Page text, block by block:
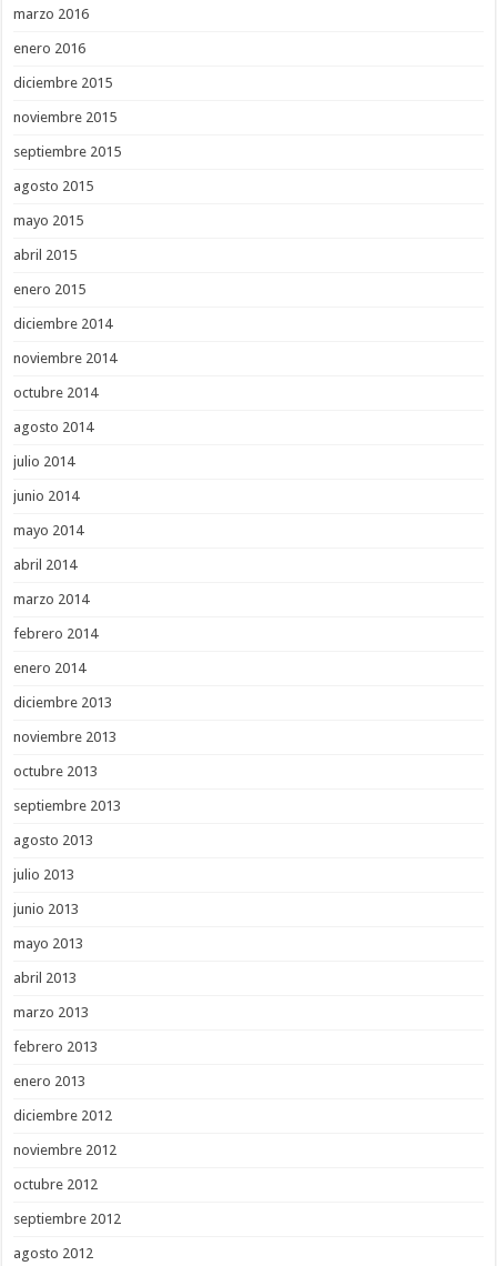
marzo 2016
enero 2016
diciembre 2015
noviembre 2015
septiembre 2015
agosto 2015
mayo 2015
abril 2015
enero 2015
diciembre 2014
noviembre 2014
octubre 2014
agosto 2014
julio 2014
junio 2014
mayo 2014
abril 2014
marzo 2014
febrero 2014
enero 2014
diciembre 2013
noviembre 2013
octubre 2013
septiembre 2013
agosto 2013
julio 2013
junio 2013
mayo 2013
abril 2013
marzo 2013
febrero 2013
enero 2013
diciembre 2012
noviembre 2012
octubre 2012
septiembre 2012
agosto 2012